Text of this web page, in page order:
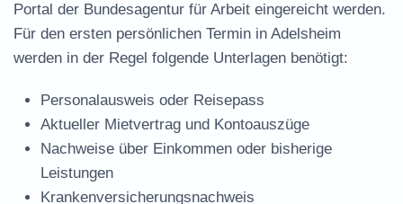
Portal der Bundesagentur für Arbeit eingereicht werden.
Für den ersten persönlichen Termin in Adelsheim
werden in der Regel folgende Unterlagen benötigt:
Personalausweis oder Reisepass
Aktueller Mietvertrag und Kontoauszüge
Nachweise über Einkommen oder bisherige
Leistungen
Krankenversicherungsnachweis